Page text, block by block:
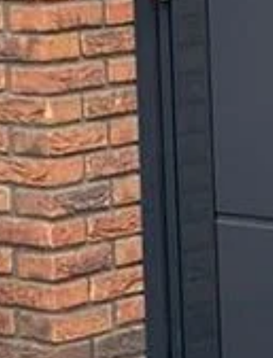
Onderhoud & Reparatie
Industrie
Woningbouw
VvE’S en Corporaties
Acties & Nieuws
Service & Storingen
Offerte
Over VM Montage